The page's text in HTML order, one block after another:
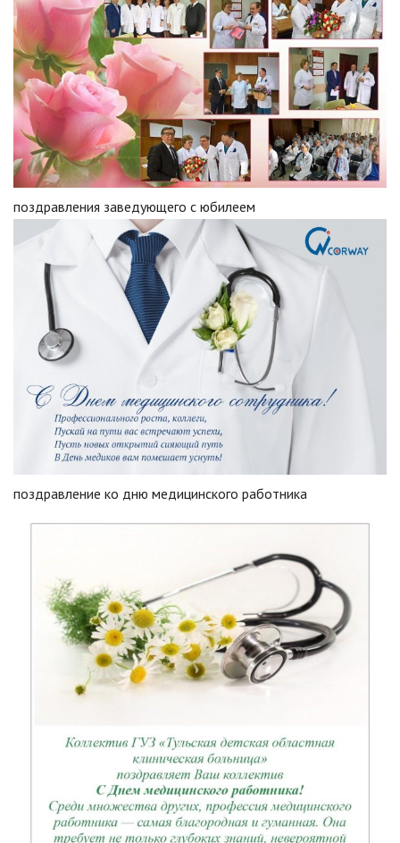
поздравления заведующего с юбилеем
поздравление ко дню медицинского работника